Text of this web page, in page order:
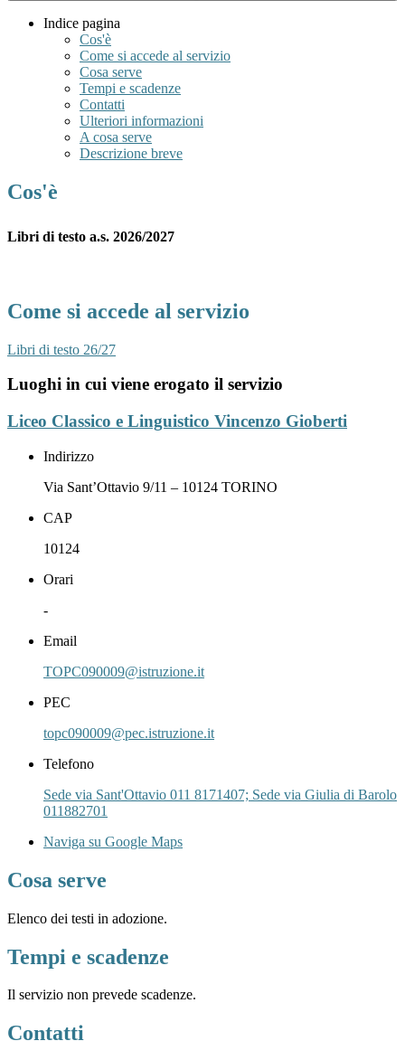
Indice pagina
Cos'è
Come si accede al servizio
Cosa serve
Tempi e scadenze
Contatti
Ulteriori informazioni
A cosa serve
Descrizione breve
Cos'è
Libri di testo a.s. 2026/2027
Come si accede al servizio
Libri di testo 26/27
Luoghi in cui viene erogato il servizio
Liceo Classico e Linguistico Vincenzo Gioberti
Indirizzo
Via Sant’Ottavio 9/11 – 10124 TORINO
CAP
10124
Orari
-
Email
TOPC090009@istruzione.it
PEC
topc090009@pec.istruzione.it
Telefono
Sede via Sant'Ottavio 011 8171407; Sede via Giulia di Barolo
011882701
Naviga su Google Maps
Cosa serve
Elenco dei testi in adozione.
Tempi e scadenze
Il servizio non prevede scadenze.
Contatti